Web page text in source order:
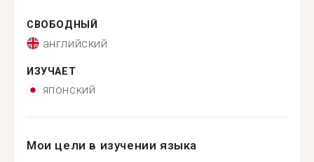
СВОБОДНЫЙ
английский
ИЗУЧАЕТ
японский
Мои цели в изучении языка